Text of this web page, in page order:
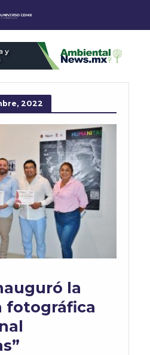
2022
la
fotográfica